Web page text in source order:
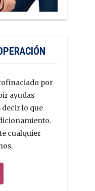
por
ayudas
lo que
cualquier